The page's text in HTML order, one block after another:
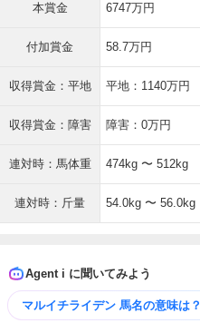
本賞金 6747万円
付加賞金 58.7万円
収得賞金：平地 平地：1140万円
収得賞金：障害 障害：0万円
連対時：馬体重 474kg 〜 512kg
連対時：斤量 54.0kg 〜 56.0kg
Agent i に聞いてみよう
マルイチライデン 馬名の意味は？